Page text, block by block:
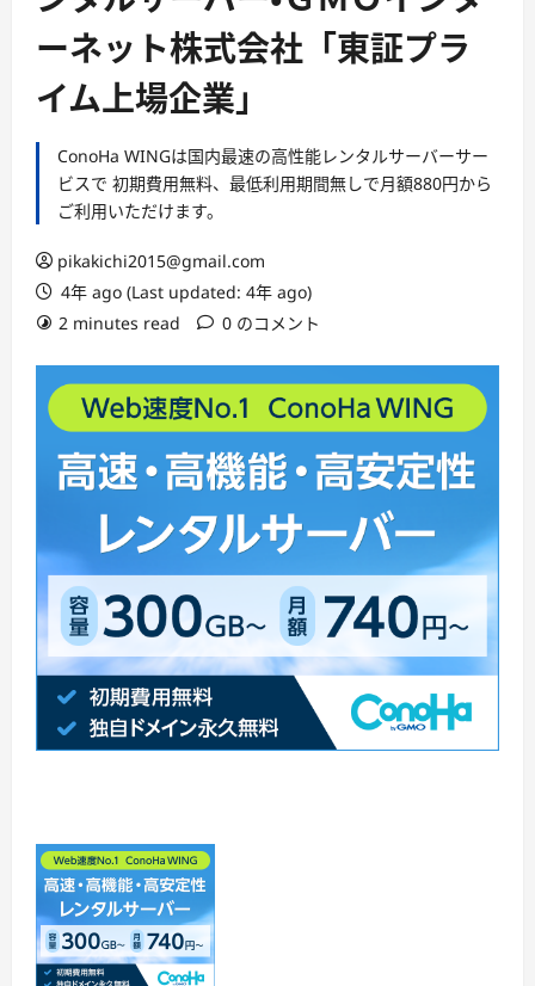
ーネット株式会社「東証プラ
イム上場企業」
ConoHa WINGは国内最速の高性能レンタルサーバーサー
ビスで 初期費用無料、最低利用期間無しで月額880円から
ご利用いただけます。
pikakichi2015@gmail.com
4年 ago (Last updated: 4年 ago)
2 minutes read
0 のコメント